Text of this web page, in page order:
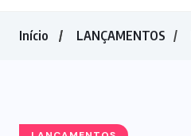
Início LANÇAMENTOS